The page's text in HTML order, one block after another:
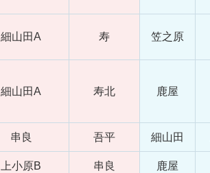
細山田A 寿 笠之原
細山田A 寿北 鹿屋
串良 吾平 細山田
上小原B 串良 鹿屋